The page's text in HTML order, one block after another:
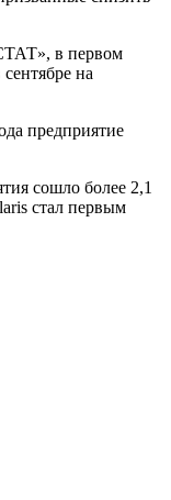
в первом
на
предприятие
сошло более 2,1
стал первым